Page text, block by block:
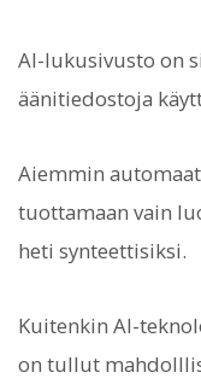
AI-lukusivusto on
äänitiedostoja
Aiemmin
tuottamaan vain
heti synteettisiksi.
Kuitenkin AI-
on tullut